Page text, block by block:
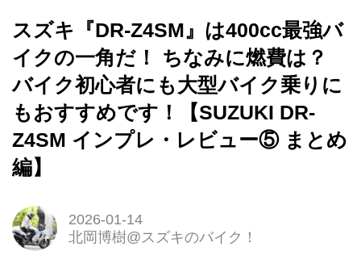
スズキ『DR-Z4SM』は400cc最強バ
イクの一角だ！ ちなみに燃費は？
バイク初心者にも大型バイク乗りに
もおすすめです！【SUZUKI DR-
Z4SM インプレ・レビュー⑤ まとめ
編】
2026-01-14
北岡博樹@スズキのバイク！